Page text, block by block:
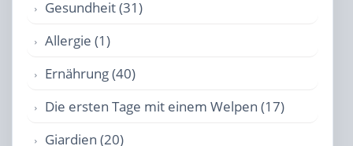
Gesundheit (31)
Allergie (1)
Ernährung (40)
Die ersten Tage mit einem Welpen (17)
Giardien (20)